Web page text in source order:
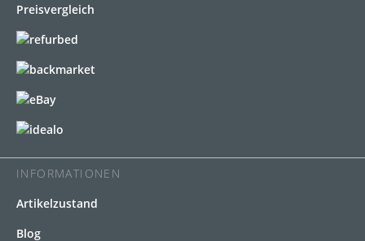
INFORMATIONEN
Artikelzustand
Blog